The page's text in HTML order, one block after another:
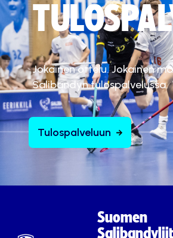
Jokainen ottelu. Jokainen
Salibandyn tulospalvelussa.
Tulospalveluun
Suomen